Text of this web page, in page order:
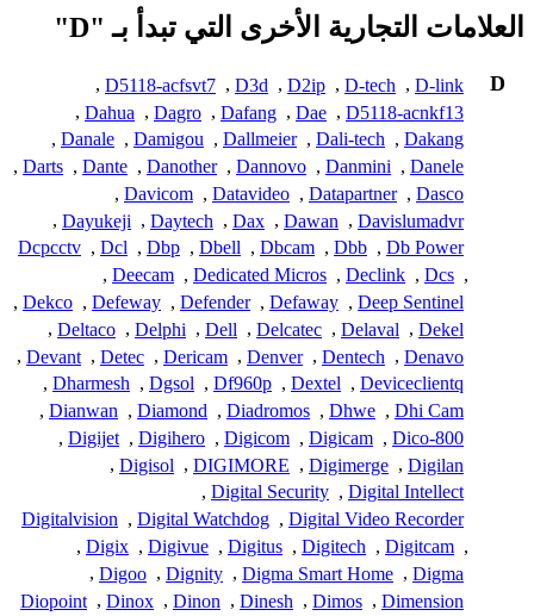
العلامات التجارية الأخرى التي تبدأ بـ "D"
D
D-link
,
D-tech
,
D2ip
,
D3d
,
D5118-acfsvt7
,
D5118-acnkf13
,
Dae
,
Dafang
,
Dagro
,
Dahua
,
Dakang
,
Dali-tech
,
Dallmeier
,
Damigou
,
Danale
,
Danele
,
Danmini
,
Dannovo
,
Danother
,
Dante
,
Darts
,
Dasco
,
Datapartner
,
Datavideo
,
Davicom
,
Davislumadvr
,
Dawan
,
Dax
,
Daytech
,
Dayukeji
,
Db Power
,
Dbb
,
Dbcam
,
Dbell
,
Dbp
,
Dcl
,
Dcpcctv
,
Dcs
,
Declink
,
Dedicated Micros
,
Deecam
,
Deep Sentinel
,
Defaway
,
Defender
,
Defeway
,
Dekco
,
Dekel
,
Delaval
,
Delcatec
,
Dell
,
Delphi
,
Deltaco
,
Denavo
,
Dentech
,
Denver
,
Dericam
,
Detec
,
Devant
,
Deviceclientq
,
Dextel
,
Df960p
,
Dgsol
,
Dharmesh
,
Dhi Cam
,
Dhwe
,
Diadromos
,
Diamond
,
Dianwan
,
Dico-800
,
Digicam
,
Digicom
,
Digihero
,
Digijet
,
Digilan
,
Digimerge
,
DIGIMORE
,
Digisol
,
Digital Intellect
,
Digital Security
,
Digital Video Recorder
,
Digital Watchdog
,
Digitalvision
,
Digitcam
,
Digitech
,
Digitus
,
Digivue
,
Digix
,
Digma
,
Digma Smart Home
,
Dignity
,
Digoo
,
Dimension
,
Dimos
,
Dinesh
,
Dinon
,
Dinox
,
Diopoint